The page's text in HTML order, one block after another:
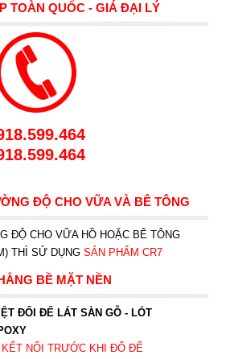
TOÀN QUỐC - GIÁ ĐẠI LÝ
ĐỘ CHO VỮA VÀ BÊ TÔNG
ĐỘ CHO VỮA HỒ HOẶC BÊ TÔNG
THÌ SỬ DỤNG SẢN PHẨM CR7
BỀ MẶT NỀN
ĐỐI ĐỂ LÁT SÀN GỖ - LÓT
NỐI TRƯỚC KHI ĐỔ ĐỂ